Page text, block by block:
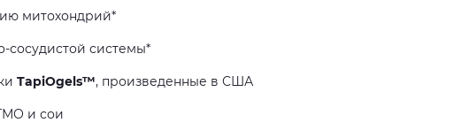
митохондрий*
сосудистой системы*
TapiOgels™, произведенные в США
и сои